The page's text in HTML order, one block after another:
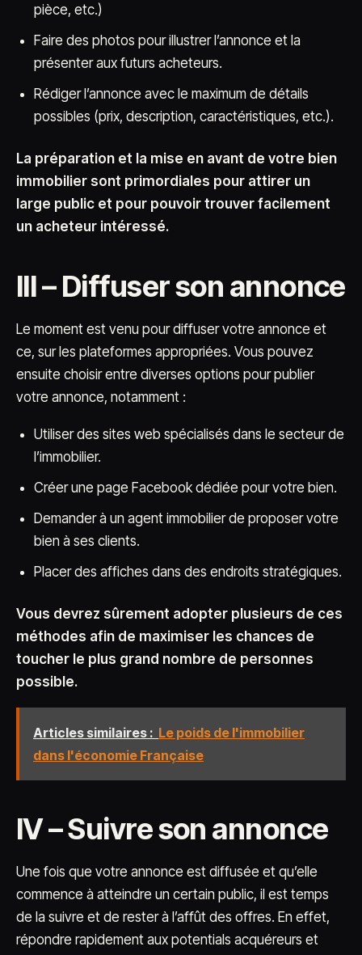
pièce, etc.)
Faire des photos pour illustrer l’annonce et la
présenter aux futurs acheteurs.
Rédiger l’annonce avec le maximum de détails
possibles (prix, description, caractéristiques, etc.).
La préparation et la mise en avant de votre bien
immobilier sont primordiales pour attirer un
large public et pour pouvoir trouver facilement
un acheteur intéressé.
III – Diffuser son annonce
Le moment est venu pour diffuser votre annonce et
ce, sur les plateformes appropriées. Vous pouvez
ensuite choisir entre diverses options pour publier
votre annonce, notamment :
Utiliser des sites web spécialisés dans le secteur de
l’immobilier.
Créer une page Facebook dédiée pour votre bien.
Demander à un agent immobilier de proposer votre
bien à ses clients.
Placer des affiches dans des endroits stratégiques.
Vous devrez sûrement adopter plusieurs de ces
méthodes afin de maximiser les chances de
toucher le plus grand nombre de personnes
possible.
Articles similaires : Le poids de l'immobilier
dans l'économie Française
IV – Suivre son annonce
Une fois que votre annonce est diffusée et qu’elle
commence à atteindre un certain public, il est temps
de la suivre et de rester à l’affût des offres. En effet,
répondre rapidement aux potentials acquéreurs et